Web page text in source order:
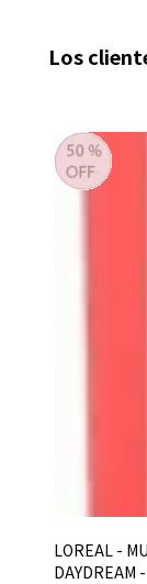
Los
LOREAL -
DAYDREAM